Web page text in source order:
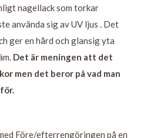
nagellack som torkar
använda sig av UV ljus . Det
ger en hård och glansig yta
Det är meningen att det
men det beror på vad man
Före/efterrengöringen på en